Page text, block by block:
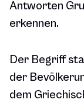
Antworten
erkennen.
Der Begriff
der
dem